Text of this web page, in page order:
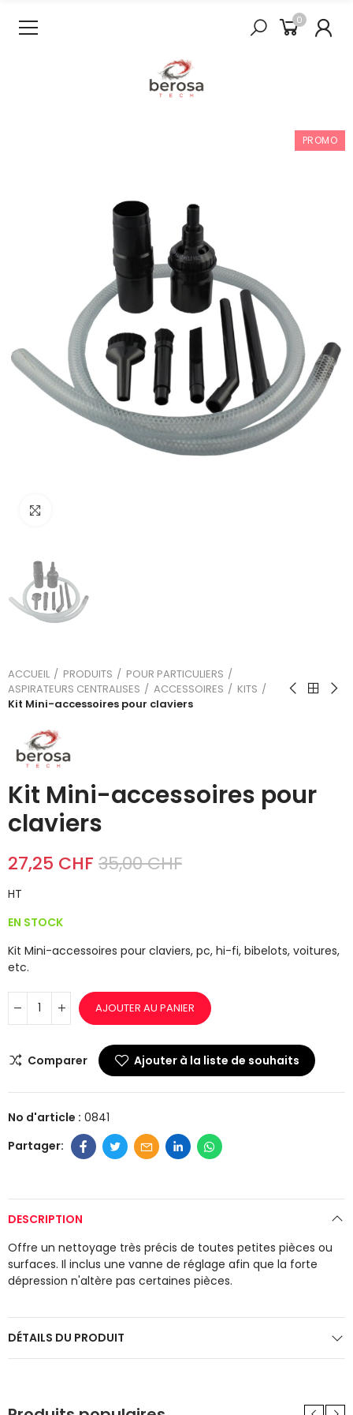
0
PROMO
ACCUEIL PRODUITS
POUR PARTICULIERS
ASPIRATEURS CENTRALISES
ACCESSOIRES
KITS
Kit Mini-accessoires pour claviers
Kit Mini-accessoires pour
claviers
27,25 CHF 35,00 CHF
HT
EN STOCK
Kit Mini-accessoires pour claviers, pc, hi-fi, bibelots, voitures,
etc.
AJOUTER AU PANIER
Comparer Ajouter à la liste de souhaits
No d'article : 0841
DESCRIPTION
Offre un nettoyage très précis de toutes petites pièces ou
surfaces. Il inclus une vanne de réglage afin que la forte
dépression n'altère pas certaines pièces.
DÉTAILS DU PRODUIT